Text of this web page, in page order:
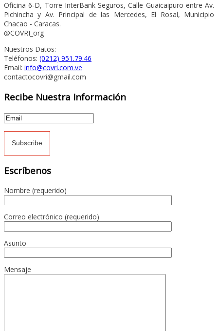
Oficina 6-D, Torre InterBank Seguros, Calle Guaicaipuro entre Av.
Pichincha y Av. Principal de las Mercedes, El Rosal, Municipio
Chacao - Caracas.
@COVRI_org
Nuestros Datos:
Teléfonos: (0212) 951.79.46
Email: info@covri.com.ve
contactocovri@gmail.com
Recibe Nuestra Información
Escríbenos
Nombre (requerido)
Correo electrónico (requerido)
Asunto
Mensaje